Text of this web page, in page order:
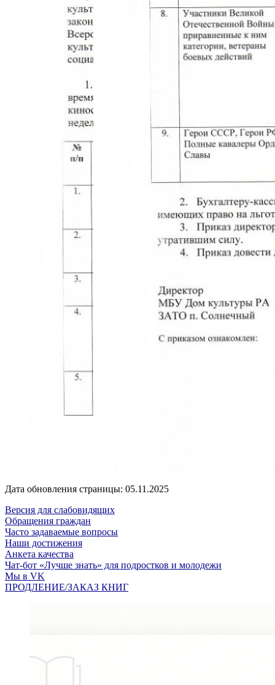
Дата обновления страницы: 05.11.2025
Версия для слабовидящих
Обращения граждан
Часто задаваемые вопросы
Наши достижения
Анкета качества
Чат-бот «Лучше знать» для подростков и молодежи
Мы в VK
ПРОДЛЕНИЕ/ЗАКАЗ КНИГ